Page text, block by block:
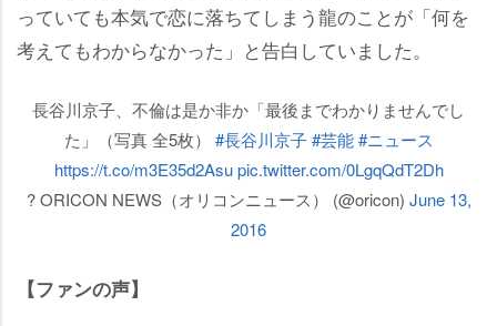
っていても本気で恋に落ちてしまう龍のことが「何を
考えてもわからなかった」と告白していました。
長谷川京子、不倫は是か非か「最後までわかりませんでし
た」（写真 全5枚） #長谷川京子 #芸能 #ニュース
https://t.co/m3E35d2Asu pic.twitter.com/0LgqQdT2Dh
? ORICON NEWS（オリコンニュース） (@oricon) June 13,
2016
【ファンの声】